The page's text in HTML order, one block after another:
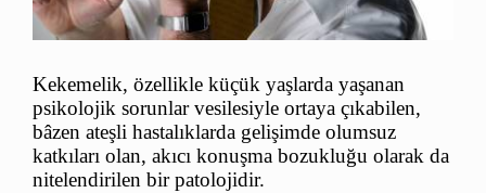
Kekemelik, özellikle küçük yaşlarda yaşanan
psikolojik sorunlar vesilesiyle ortaya çıkabilen,
bâzen ateşli hastalıklarda gelişimde olumsuz
katkıları olan, akıcı konuşma bozukluğu olarak da
nitelendirilen bir patolojidir.